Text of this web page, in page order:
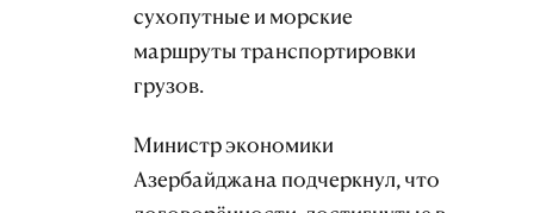
сухопутные и морские
маршруты транспортировки
грузов.
Министр экономики
Азербайджана подчеркнул, что